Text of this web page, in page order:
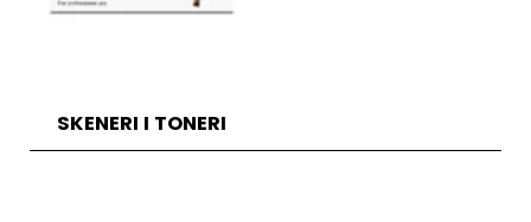
SKENERI I TONERI